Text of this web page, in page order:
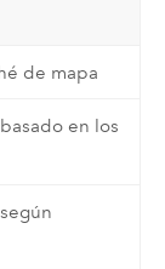
de mapa
en los